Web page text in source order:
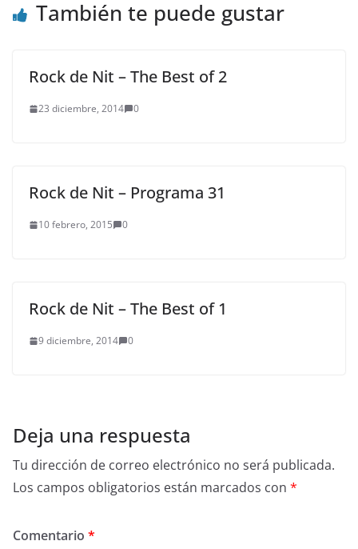
También te puede gustar
Rock de Nit – The Best of 2
23 diciembre, 2014 0
Rock de Nit – Programa 31
10 febrero, 2015 0
Rock de Nit – The Best of 1
9 diciembre, 2014 0
Deja una respuesta
Tu dirección de correo electrónico no será publicada.
Los campos obligatorios están marcados con *
Comentario *